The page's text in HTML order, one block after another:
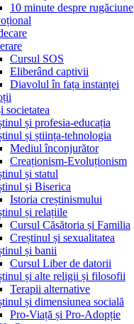
10 minute despre rugăciune
Cursul SOS
Eliberând captivii
Diavolul în fața instanței
societatea
și profesia-educația
și știința-tehnologia
Mediul înconjurător
Creaționism-Evoluționism
și statul
și Biserica
Istoria creștinismului
și relațiile
Cursul Căsătoria și Familia
Creștinul și sexualitatea
și banii
Cursul Liber de datorii
și alte religii și filosofii
Terapii alternative
și dimensiunea socială
Pro-Viață și Pro-Adopție